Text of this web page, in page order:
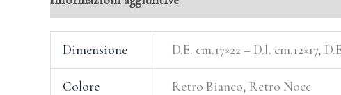
Dimensione D.E. cm.17×22 – D.I. cm.12×17,
Colore Retro Bianco, Retro Noce